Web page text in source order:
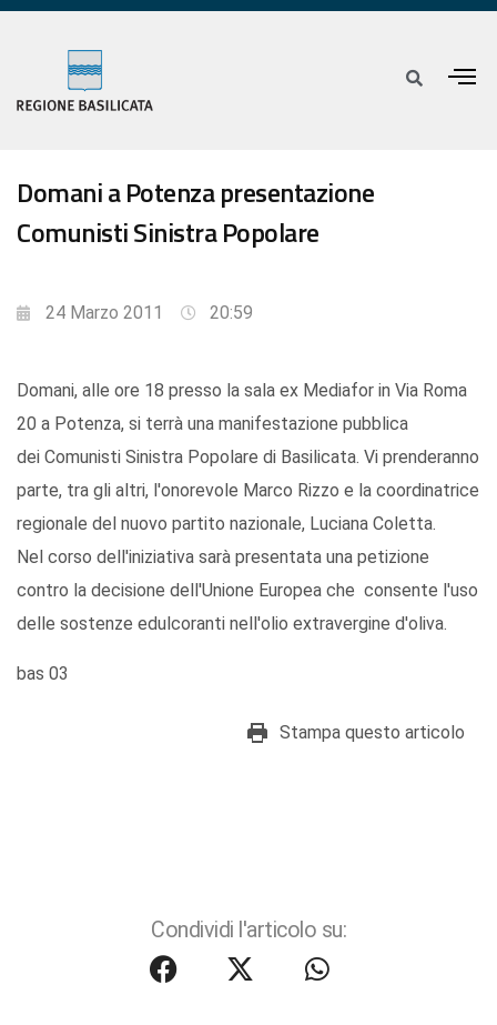
Domani a Potenza presentazione
Comunisti Sinistra Popolare
24 Marzo 2011 20:59
Domani, alle ore 18 presso la sala ex Mediafor in Via Roma
20 a Potenza, si terrà una manifestazione pubblica
dei Comunisti Sinistra Popolare di Basilicata. Vi prenderanno
parte, tra gli altri, l'onorevole Marco Rizzo e la coordinatrice
regionale del nuovo partito nazionale, Luciana Coletta.
Nel corso dell'iniziativa sarà presentata una petizione
contro la decisione dell'Unione Europea che consente l'uso
delle sostenze edulcoranti nell'olio extravergine d'oliva.
bas 03
Stampa questo articolo
Condividi l'articolo su: